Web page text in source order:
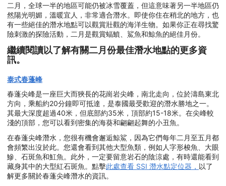
二月，全球一半的地區可能仍被冰雪覆蓋，但這意味著另一半地區仍
然陽光明媚，溫暖宜人，非常適合潛水。即使你住在稍北的地方，也
有一些絕佳的潛水地點可以觀賞壯觀的海洋生物。如果你正在尋找驚
險刺激的探險活動，二月是觀賞蝠鱝、鯊魚和鯨魚的絕佳月份。
繼續閱讀以了解有關二月份最佳潛水地點的更多資
訊。
泰式春蓬峰
春蓬尖峰是一座巨大而狹長的花崗岩尖峰，南北走向，位於濤島東北
方向，乘船約20分鐘即可抵達，是泰國最受歡迎的潛水勝地之一。
其最大深度超過40米，但底部約35米，頂部約15-18米。在尖峰較
淺的頂部，您可以看到密集的海葵和翩翩起舞的小丑魚。
在春蓬尖峰潛水，您很有機會邂逅鯨鯊，因為它們每年二月至五月都
會頻繁出沒於此。您還會看到其他大型魚類，例如人字形梭魚、大眼
鰺、石斑魚和魟魚。此外，一定要留意岩石的陰涼處，有時還能看到
藏身其中的大型紅石斑魚。點擊此處查看 SSI 潛水點定位器， 以了
解更多關於春蓬尖峰潛水的資訊。